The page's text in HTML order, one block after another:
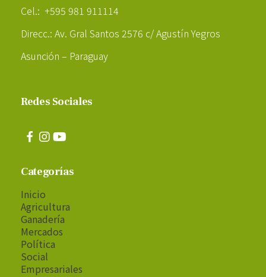
Cel.: +595 981 911114
Direcc.: Av. Gral Santos 2576 c/ Agustín Yegros
Asunción – Paraguay
Redes Sociales
Categorías
Inicio
Agricultura
Ganadería
Mercados
Política
Social
Empresariales